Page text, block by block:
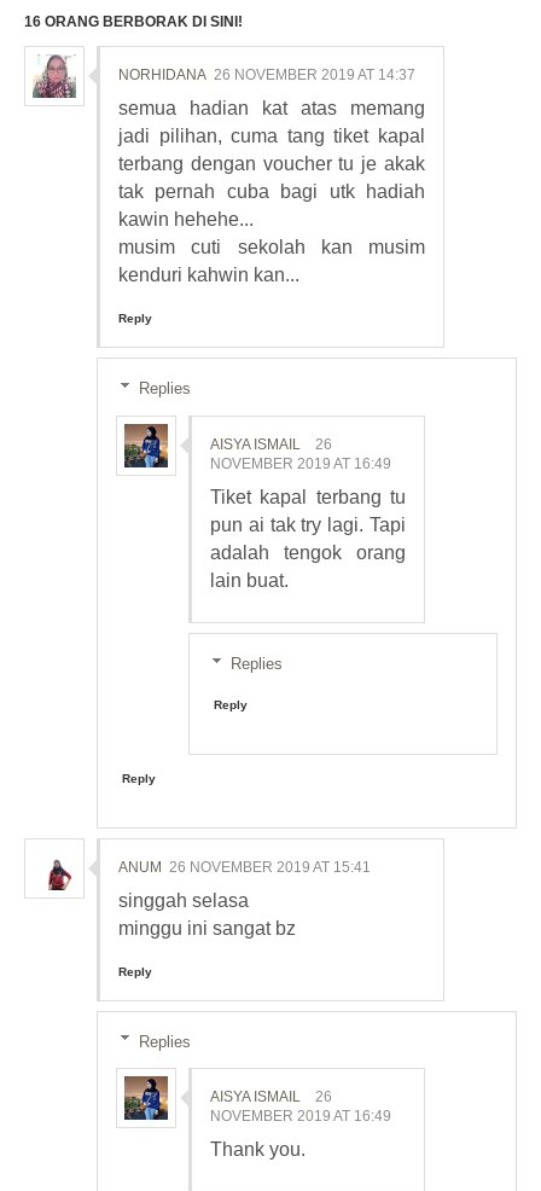
16 ORANG BERBORAK DI SINI!
NORHIDANA 26 NOVEMBER 2019 AT 14:37
semua hadian kat atas memang
jadi pilihan, cuma tang tiket kapal
terbang dengan voucher tu je akak
tak pernah cuba bagi utk hadiah
kawin hehehe...
musim cuti sekolah kan musim
kenduri kahwin kan...
Reply
Replies
AISYA ISMAIL
26
NOVEMBER 2019 AT 16:49
Tiket kapal terbang tu
pun ai tak try lagi. Tapi
adalah tengok orang
lain buat.
Replies
Reply
Reply
ANUM 26 NOVEMBER 2019 AT 15:41
singgah selasa
minggu ini sangat bz
Reply
Replies
AISYA ISMAIL
26
NOVEMBER 2019 AT 16:49
Thank you.